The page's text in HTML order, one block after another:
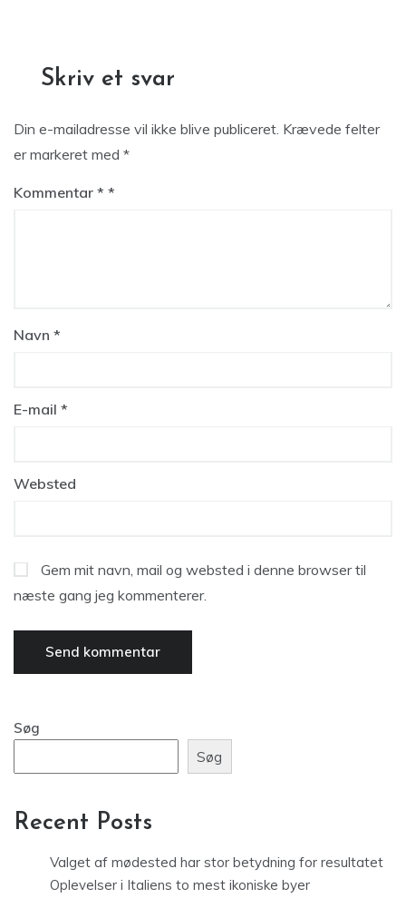
Skriv et svar
Din e-mailadresse vil ikke blive publiceret. Krævede felter
er markeret med *
Kommentar *
Navn *
E-mail *
Websted
Gem mit navn, mail og websted i denne browser til
næste gang jeg kommenterer.
Søg
Søg
Recent Posts
Valget af mødested har stor betydning for resultatet
Oplevelser i Italiens to mest ikoniske byer